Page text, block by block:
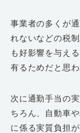
事業者の多くが
れないなどの税
も好影響を与え
有るためだと思わ
次に通勤手当の
ちろん、自動車
に係る実質負担